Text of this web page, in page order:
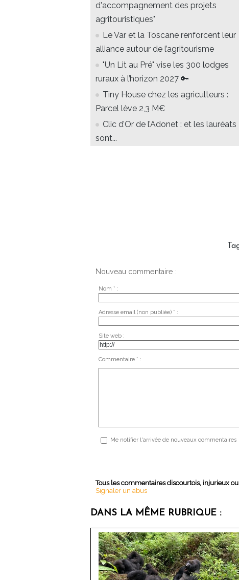
d'accompagnement des projets
agritouristiques"
Le Var et la Toscane renforcent leur
alliance autour de l’agritourisme
"Un Lit au Pré" vise les 300 lodges
ruraux à l’horizon 2027 🔑
Tiny House chez les agriculteurs :
Parcel lève 2,3 M€
Clic d’Or de l’Adonet : et les lauréats
sont...
Nouveau commentaire :
Nom * :
Adresse email (non publiée) * :
Site web :
Commentaire * :
Me notifier l'arrivée de nouveaux commentaires
Tous les commentaires discourtois, injurieux
Signaler un abus
DANS LA MÊME RUBRIQUE :